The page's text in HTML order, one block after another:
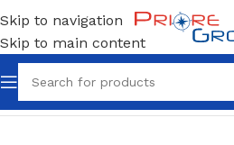
Skip to navigation
Skip to main content
Home Candele